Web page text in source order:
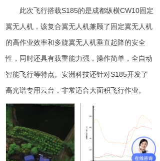
此次飞行搭载S185的是成都纵横CW10固定
翼无人机 ， 该复合翼无人机兼顾了固定翼无人机
的高作业效率和多旋翼无人机垂直起降的安全
性，同时还具有载重能力强，操作简单，全自动
智能飞行等特点。安洲科技还针对S185开发了
高光谱专用云台，非常适合大面积飞行作业。